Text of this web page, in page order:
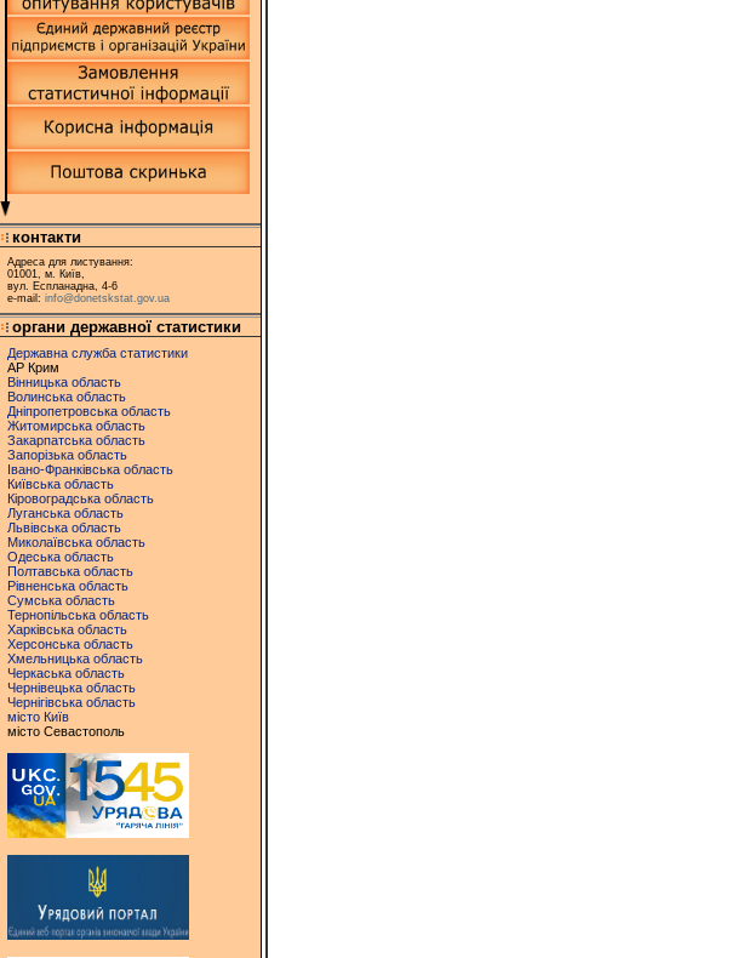
контакти
Адреса для листування:
01001, м. Київ,
вул. Еспланадна, 4-6
e-mail: info@donetskstat.gov.ua
органи державної статистики
Державна служба статистики
АР Крим
Вінницька область
Волинська область
Дніпропетровська область
Житомирська область
Закарпатська область
Запорізька область
Івано-Франківська область
Київська область
Кіровоградська область
Луганська область
Львівська область
Миколаївська область
Одеська область
Полтавська область
Рівненська область
Сумська область
Тернопільська область
Харківська область
Херсонська область
Хмельницька область
Черкаська область
Чернівецька область
Чернігівська область
місто Київ
місто Севастополь